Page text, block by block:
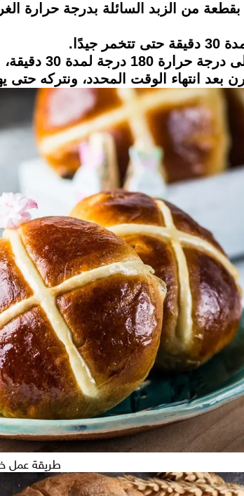
من الزبد السائلة بدرجة حرارة
جيدًا.
ونتركها حتى تأخذ لونًا ذهبيًا.
بعد انتهاء الوقت المحدد، ونتركه
طريقة عمل